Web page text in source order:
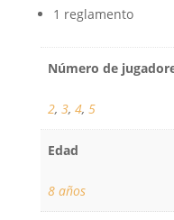
1 reglamento
Número de
2, 3, 4, 5
Edad
8 años